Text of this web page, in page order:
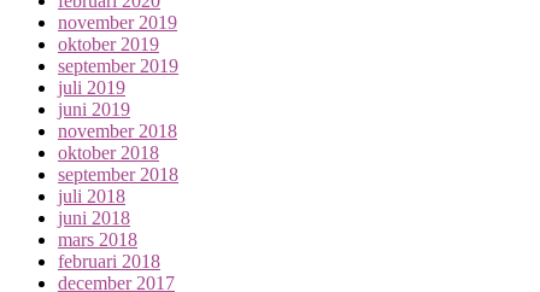
november 2019
oktober 2019
september 2019
juli 2019
juni 2019
november 2018
oktober 2018
september 2018
juli 2018
juni 2018
mars 2018
februari 2018
december 2017